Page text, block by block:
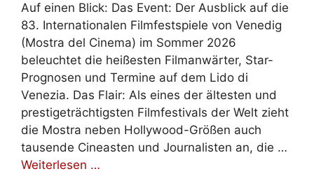
Auf einen Blick: Das Event: Der Ausblick auf die
83. Internationalen Filmfestspiele von Venedig
(Mostra del Cinema) im Sommer 2026
beleuchtet die heißesten Filmanwärter, Star-
Prognosen und Termine auf dem Lido di
Venezia. Das Flair: Als eines der ältesten und
prestigeträchtigsten Filmfestivals der Welt zieht
die Mostra neben Hollywood-Größen auch
tausende Cineasten und Journalisten an, die …
Weiterlesen …